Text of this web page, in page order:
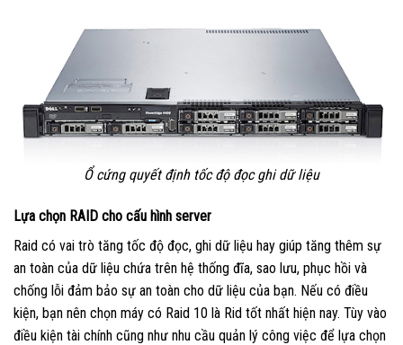
Ổ cứng quyết định tốc độ đọc ghi dữ liệu
Lựa chọn RAID cho cấu hình server
Raid có vai trò tăng tốc độ đọc, ghi dữ liệu hay giúp tăng thêm sự
an toàn của dữ liệu chứa trên hệ thống đĩa, sao lưu, phục hồi và
chống lỗi đảm bảo sự an toàn cho dữ liệu của bạn. Nếu có điều
kiện, bạn nên chọn máy có Raid 10 là Rid tốt nhất hiện nay. Tùy vào
điều kiện tài chính cũng như nhu cầu quản lý công việc để lựa chọn